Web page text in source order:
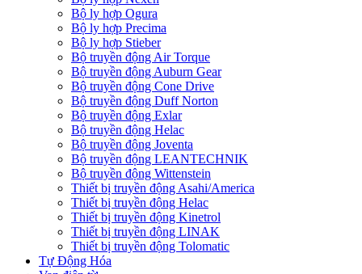
Bộ ly hợp Ogura
Bộ ly hợp Precima
Bộ ly hợp Stieber
Bộ truyền động Air Torque
Bộ truyền động Auburn Gear
Bộ truyền động Cone Drive
Bộ truyền động Duff Norton
Bộ truyền động Exlar
Bộ truyền động Helac
Bộ truyền động Joventa
Bộ truyền động LEANTECHNIK
Bộ truyền động Wittenstein
Thiết bị truyền động Asahi/America
Thiết bị truyền động Helac
Thiết bị truyền động Kinetrol
Thiết bị truyền động LINAK
Thiết bị truyền động Tolomatic
Tự Động Hóa